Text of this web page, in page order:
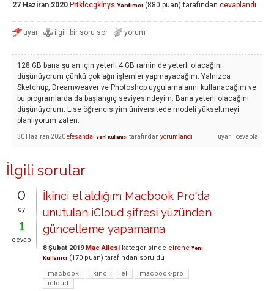
27 Haziran 2020 Prtklccgklnys Yardımcı (880 puan) tarafından cevaplandı
128 GB bana şu an için yeterli 4 GB ramin de yeterli olacağını
düşünüyorum çünkü çok ağır işlemler yapmayacağım. Yalnızca
Sketchup, Dreamweaver ve Photoshop uygulamalarını kullanacağım ve
bu programlarda da başlangıç seviyesindeyim. Bana yeterli olacağını
düşünüyorum. Lise öğrencisiyim üniversitede modeli yükseltmeyi
planlıyorum zaten.
30 Haziran 2020efesandal Yeni Kullanıcı tarafından yorumlandı
İlgili sorular
0
oy
1
cevap
İkinci el aldığım Macbook Pro'da
unutulan iCloud şifresi yüzünden
güncelleme yapamama
8 Şubat 2019 Mac Ailesi kategorisinde eirene Yeni
Kullanıcı (170 puan) tarafından soruldu
macbook
ikinci el
macbook-pro
icloud